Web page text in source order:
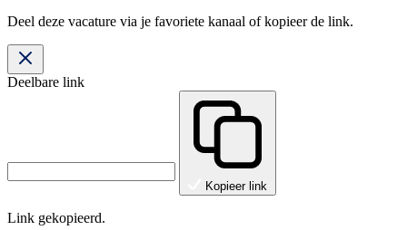
Deel deze vacature via je favoriete kanaal of kopieer de link.
Deelbare link
Kopieer link
Link gekopieerd.